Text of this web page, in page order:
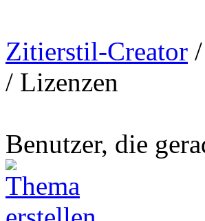
Zitierstil-Creator /
/ Lizenzen
Benutzer, die